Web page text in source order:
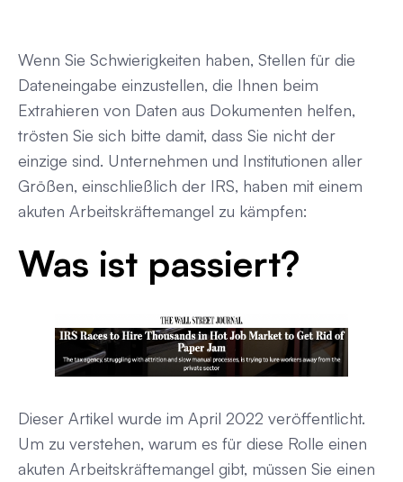
Wenn Sie Schwierigkeiten haben, Stellen für die
Dateneingabe einzustellen, die Ihnen beim
Extrahieren von Daten aus Dokumenten helfen,
trösten Sie sich bitte damit, dass Sie nicht der
einzige sind. Unternehmen und Institutionen aller
Größen, einschließlich der IRS, haben mit einem
akuten Arbeitskräftemangel zu kämpfen:
Was ist passiert?
Dieser Artikel wurde im April 2022 veröffentlicht.
Um zu verstehen, warum es für diese Rolle einen
akuten Arbeitskräftemangel gibt, müssen Sie einen